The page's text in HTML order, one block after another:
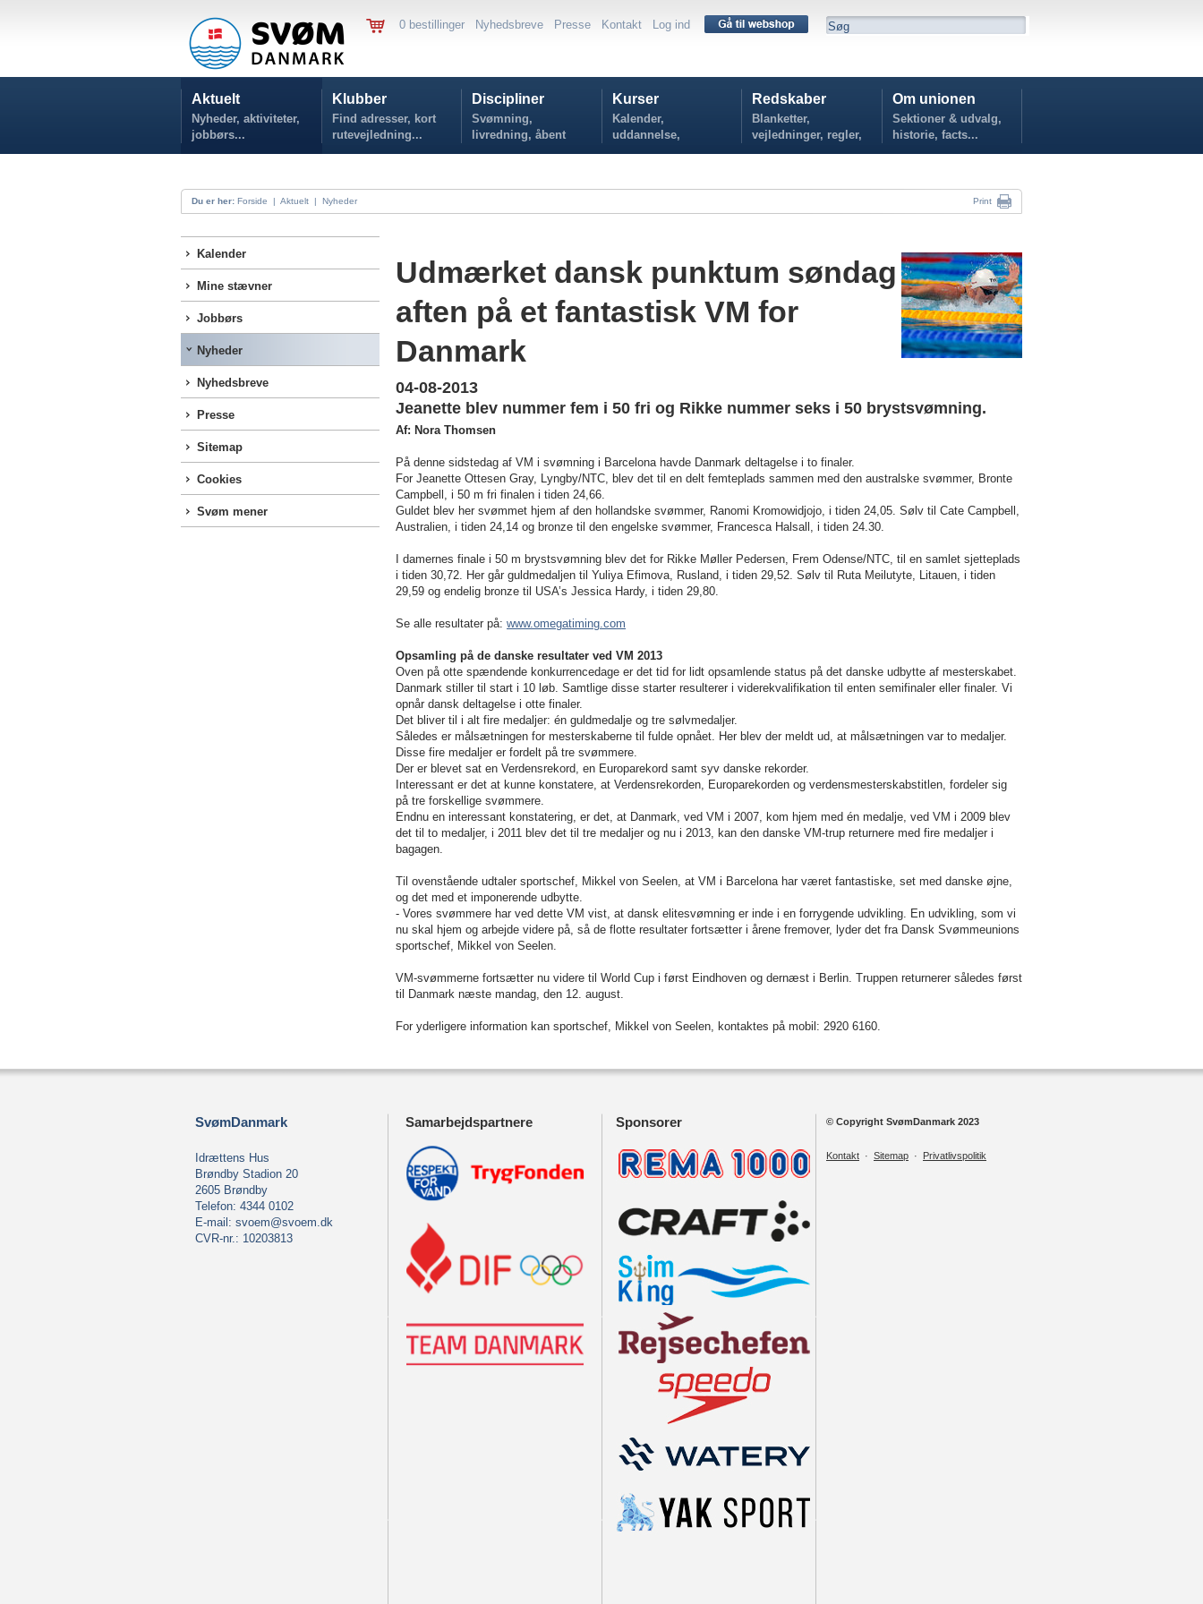
0 bestillinger Nyhedsbreve Presse Kontakt Log ind
Aktuelt
Nyheder, aktiviteter,
jobbørs...
Klubber
Find adresser, kort
rutevejledning...
Discipliner
Svømning,
livredning, åbent
vand...
Kurser
Kalender,
uddannelse,
tilmelding...
Redskaber
Blanketter,
vejledninger, regler,
politikker...
Om unionen
Sektioner & udvalg,
historie, facts...
Du er her: Forside | Aktuelt | Nyheder Print
Kalender
Mine stævner
Jobbørs
Nyheder
Nyhedsbreve
Presse
Sitemap
Cookies
Svøm mener
Udmærket dansk punktum søndag
aften på et fantastisk VM for
Danmark
04-08-2013
Jeanette blev nummer fem i 50 fri og Rikke nummer seks i 50 brystsvømning.
Af: Nora Thomsen
På denne sidstedag af VM i svømning i Barcelona havde Danmark deltagelse i to finaler.
For Jeanette Ottesen Gray, Lyngby/NTC, blev det til en delt femteplads sammen med den australske svømmer, Bronte
Campbell, i 50 m fri finalen i tiden 24,66.
Guldet blev her svømmet hjem af den hollandske svømmer, Ranomi Kromowidjojo, i tiden 24,05. Sølv til Cate Campbell,
Australien, i tiden 24,14 og bronze til den engelske svømmer, Francesca Halsall, i tiden 24.30.
I damernes finale i 50 m brystsvømning blev det for Rikke Møller Pedersen, Frem Odense/NTC, til en samlet sjetteplads
i tiden 30,72. Her går guldmedaljen til Yuliya Efimova, Rusland, i tiden 29,52. Sølv til Ruta Meilutyte, Litauen, i tiden
29,59 og endelig bronze til USA’s Jessica Hardy, i tiden 29,80.
Se alle resultater på: www.omegatiming.com
Opsamling på de danske resultater ved VM 2013
Oven på otte spændende konkurrencedage er det tid for lidt opsamlende status på det danske udbytte af mesterskabet.
Danmark stiller til start i 10 løb. Samtlige disse starter resulterer i viderekvalifikation til enten semifinaler eller finaler. Vi
opnår dansk deltagelse i otte finaler.
Det bliver til i alt fire medaljer: én guldmedalje og tre sølvmedaljer.
Således er målsætningen for mesterskaberne til fulde opnået. Her blev der meldt ud, at målsætningen var to medaljer.
Disse fire medaljer er fordelt på tre svømmere.
Der er blevet sat en Verdensrekord, en Europarekord samt syv danske rekorder.
Interessant er det at kunne konstatere, at Verdensrekorden, Europarekorden og verdensmesterskabstitlen, fordeler sig
på tre forskellige svømmere.
Endnu en interessant konstatering, er det, at Danmark, ved VM i 2007, kom hjem med én medalje, ved VM i 2009 blev
det til to medaljer, i 2011 blev det til tre medaljer og nu i 2013, kan den danske VM-trup returnere med fire medaljer i
bagagen.
Til ovenstående udtaler sportschef, Mikkel von Seelen, at VM i Barcelona har været fantastiske, set med danske øjne,
og det med et imponerende udbytte.
- Vores svømmere har ved dette VM vist, at dansk elitesvømning er inde i en forrygende udvikling. En udvikling, som vi
nu skal hjem og arbejde videre på, så de flotte resultater fortsætter i årene fremover, lyder det fra Dansk Svømmeunions
sportschef, Mikkel von Seelen.
VM-svømmerne fortsætter nu videre til World Cup i først Eindhoven og dernæst i Berlin. Truppen returnerer således først
til Danmark næste mandag, den 12. august.
For yderligere information kan sportschef, Mikkel von Seelen, kontaktes på mobil: 2920 6160.
SvømDanmark
Idrættens Hus
Brøndby Stadion 20
2605 Brøndby
Telefon: 4344 0102
E-mail: svoem@svoem.dk
CVR-nr.: 10203813
Samarbejdspartnere Sponsorer © Copyright SvømDanmark 2023
Kontakt · Sitemap · Privatlivspolitik